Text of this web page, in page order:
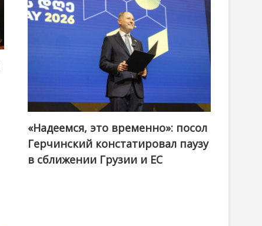
«Надеемся, это временно»: посол
Герчинский констатировал паузу
в сближении Грузии и ЕС